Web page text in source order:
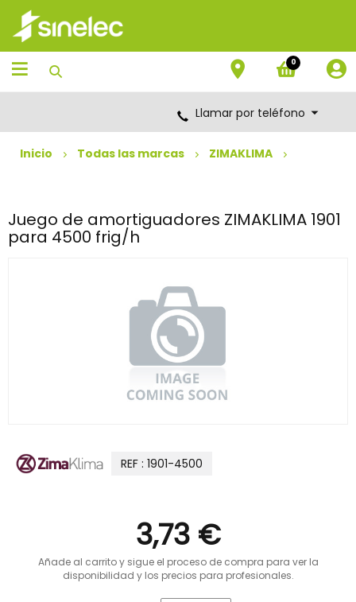
Saltar
contenido
Saltar
menú
de
navegación
0
Llamar por teléfono
Inicio Todas las marcas ZIMAKLIMA
Juego de amortiguadores ZIMAKLIMA 1901
para 4500 frig/h
REF : 1901-4500
3,73 €
Añade al carrito y sigue el proceso de compra para ver la
disponibilidad y los precios para profesionales.